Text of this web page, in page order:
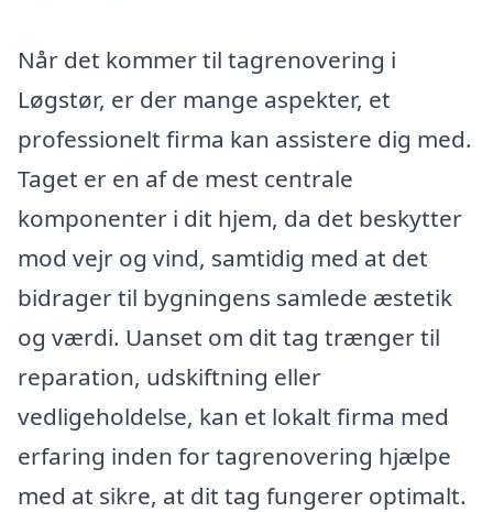
Når det kommer til tagrenovering i
Løgstør, er der mange aspekter, et
professionelt firma kan assistere dig med.
Taget er en af de mest centrale
komponenter i dit hjem, da det beskytter
mod vejr og vind, samtidig med at det
bidrager til bygningens samlede æstetik
og værdi. Uanset om dit tag trænger til
reparation, udskiftning eller
vedligeholdelse, kan et lokalt firma med
erfaring inden for tagrenovering hjælpe
med at sikre, at dit tag fungerer optimalt.